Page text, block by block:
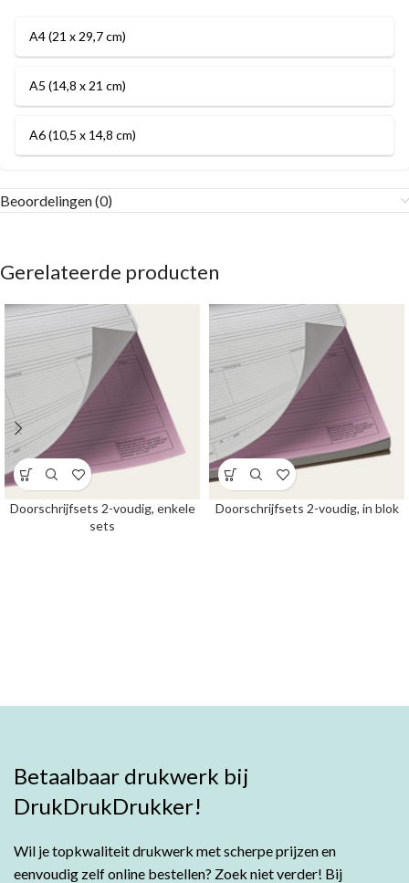
A4 (21 x 29,7 cm)
A5 (14,8 x 21 cm)
A6 (10,5 x 14,8 cm)
Beoordelingen (0)
Gerelateerde producten
Doorschrijfsets 2-voudig, enkele
sets
Doorschrijfsets 2-voudig, in blok
Betaalbaar drukwerk bij
DrukDrukDrukker!
Wil je topkwaliteit drukwerk met scherpe prijzen en
eenvoudig zelf online bestellen? Zoek niet verder! Bij